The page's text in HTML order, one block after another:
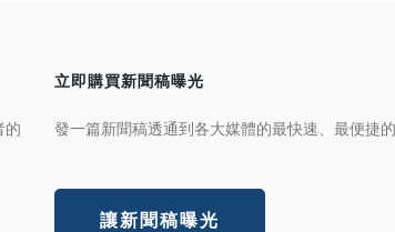
的
立即購買新聞稿曝光
發一篇新聞稿透通到各大媒體的最快速、最便捷的
讓新聞稿曝光